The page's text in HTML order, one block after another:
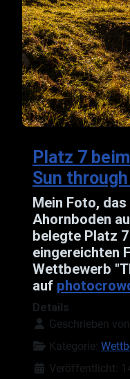
Platz 7
Sun
Mein Foto,
Ahornboden
belegte Platz
eingereichten
Wettbewerb
auf
Details
Geschrieben von:
Kategorie:
Veröffentlicht: